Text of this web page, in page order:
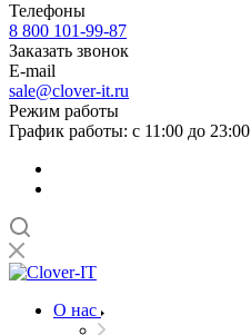
Телефоны
8 800 101-99-87
Заказать звонок
E-mail
sale@clover-it.ru
Режим работы
График работы: с 11:00 до 23:00
О нас